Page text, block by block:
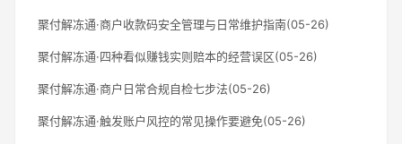
聚付解冻通·商户收款码安全管理与日常维护指南(05-26)
聚付解冻通·四种看似赚钱实则赔本的经营误区(05-26)
聚付解冻通·商户日常合规自检七步法(05-26)
聚付解冻通·触发账户风控的常见操作要避免(05-26)